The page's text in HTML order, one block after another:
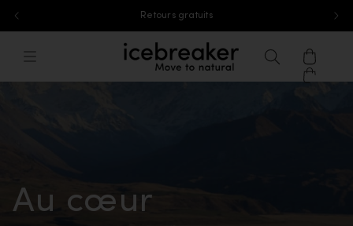
Livraison gratuite à partir de 85 €
icebreaker®, accéder à la page
Recherche
Panier
Au cœur